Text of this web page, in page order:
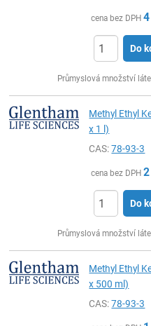
cena bez DPH
Do
Průmyslová množství
Methyl Ethyl
x 1 l)
CAS:78-93-3
cena bez DPH
Do
Průmyslová množství
Methyl Ethyl
x 500 ml)
CAS:78-93-3